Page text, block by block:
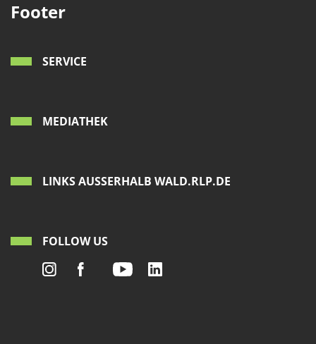
Footer
SERVICE
MEDIATHEK
LINKS AUSSERHALB WALD.RLP.DE
FOLLOW US